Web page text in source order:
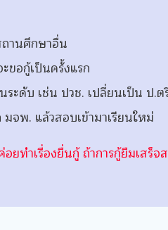
ถานศึกษาอื่น
ขอกู้เป็นครั้งแรก
ะดับ เช่น ปวช. เปลี่ยนเป็น ป.ต
จพ. แล้วสอบเข้ามาเรียนใหม่
ยทำเรื่องยื่นกู้ ถ้าการกู้ยืมเสร็